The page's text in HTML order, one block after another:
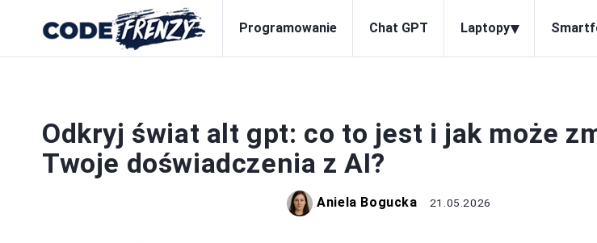
Programowanie Chat GPT Laptopy▾
Odkryj świat alt gpt: co to jest i jak może
Twoje doświadczenia z AI?
Aniela Bogucka 21.05.2026